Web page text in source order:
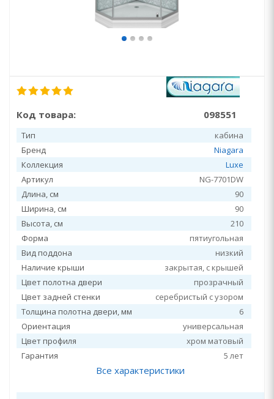
Код товара: 098551
Тип
кабина
Бренд
Niagara
Коллекция
Luxe
Артикул
NG-7701DW
Длина, см
90
Ширина, см
90
Высота, см
210
Форма
пятиугольная
Вид поддона
низкий
Наличие крыши
закрытая, c крышей
Цвет полотна двери
прозрачный
Цвет задней стенки
серебристый с узором
Толщина полотна двери, мм
6
Ориентация
универсальная
Цвет профиля
хром матовый
Гарантия
5 лет
Все характеристики